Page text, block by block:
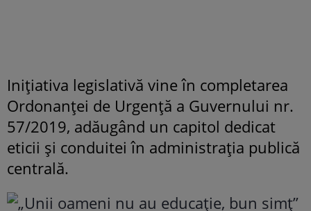
Inițiativa legislativă vine în completarea
Ordonanței de Urgență a Guvernului nr.
57/2019, adăugând un capitol dedicat
eticii și conduitei în administrația publică
centrală.